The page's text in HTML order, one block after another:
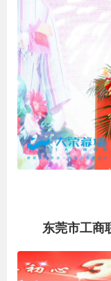
东莞市工商